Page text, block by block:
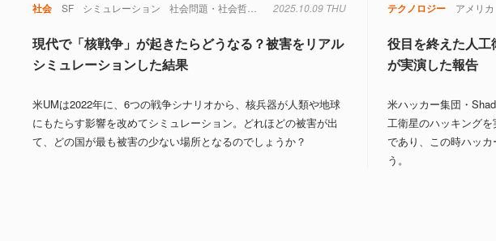
社会 SF シミュレーション 社会問題・社会哲学 軍事
2025.10.09 THU
現代で「核戦争」が起きたらどうなる？被害をリアル
シミュレーションした結果
米UMは2022年に、6つの戦争シナリオから、核兵器が人類や地球
にもたらす影響を改めてシミュレーション。どれほどの被害が出
て、どの国が最も被害の少ない場所となるのでしょうか？
テクノロジー アメリカ
役目を終えた人
が実演した報告
米ハッカー集団・
工衛星のハッキング
であり、この時ハッ
う。